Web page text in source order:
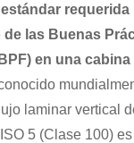
requerida
las Buenas
en una cabina
laminar vertical
5 (Clase 100)